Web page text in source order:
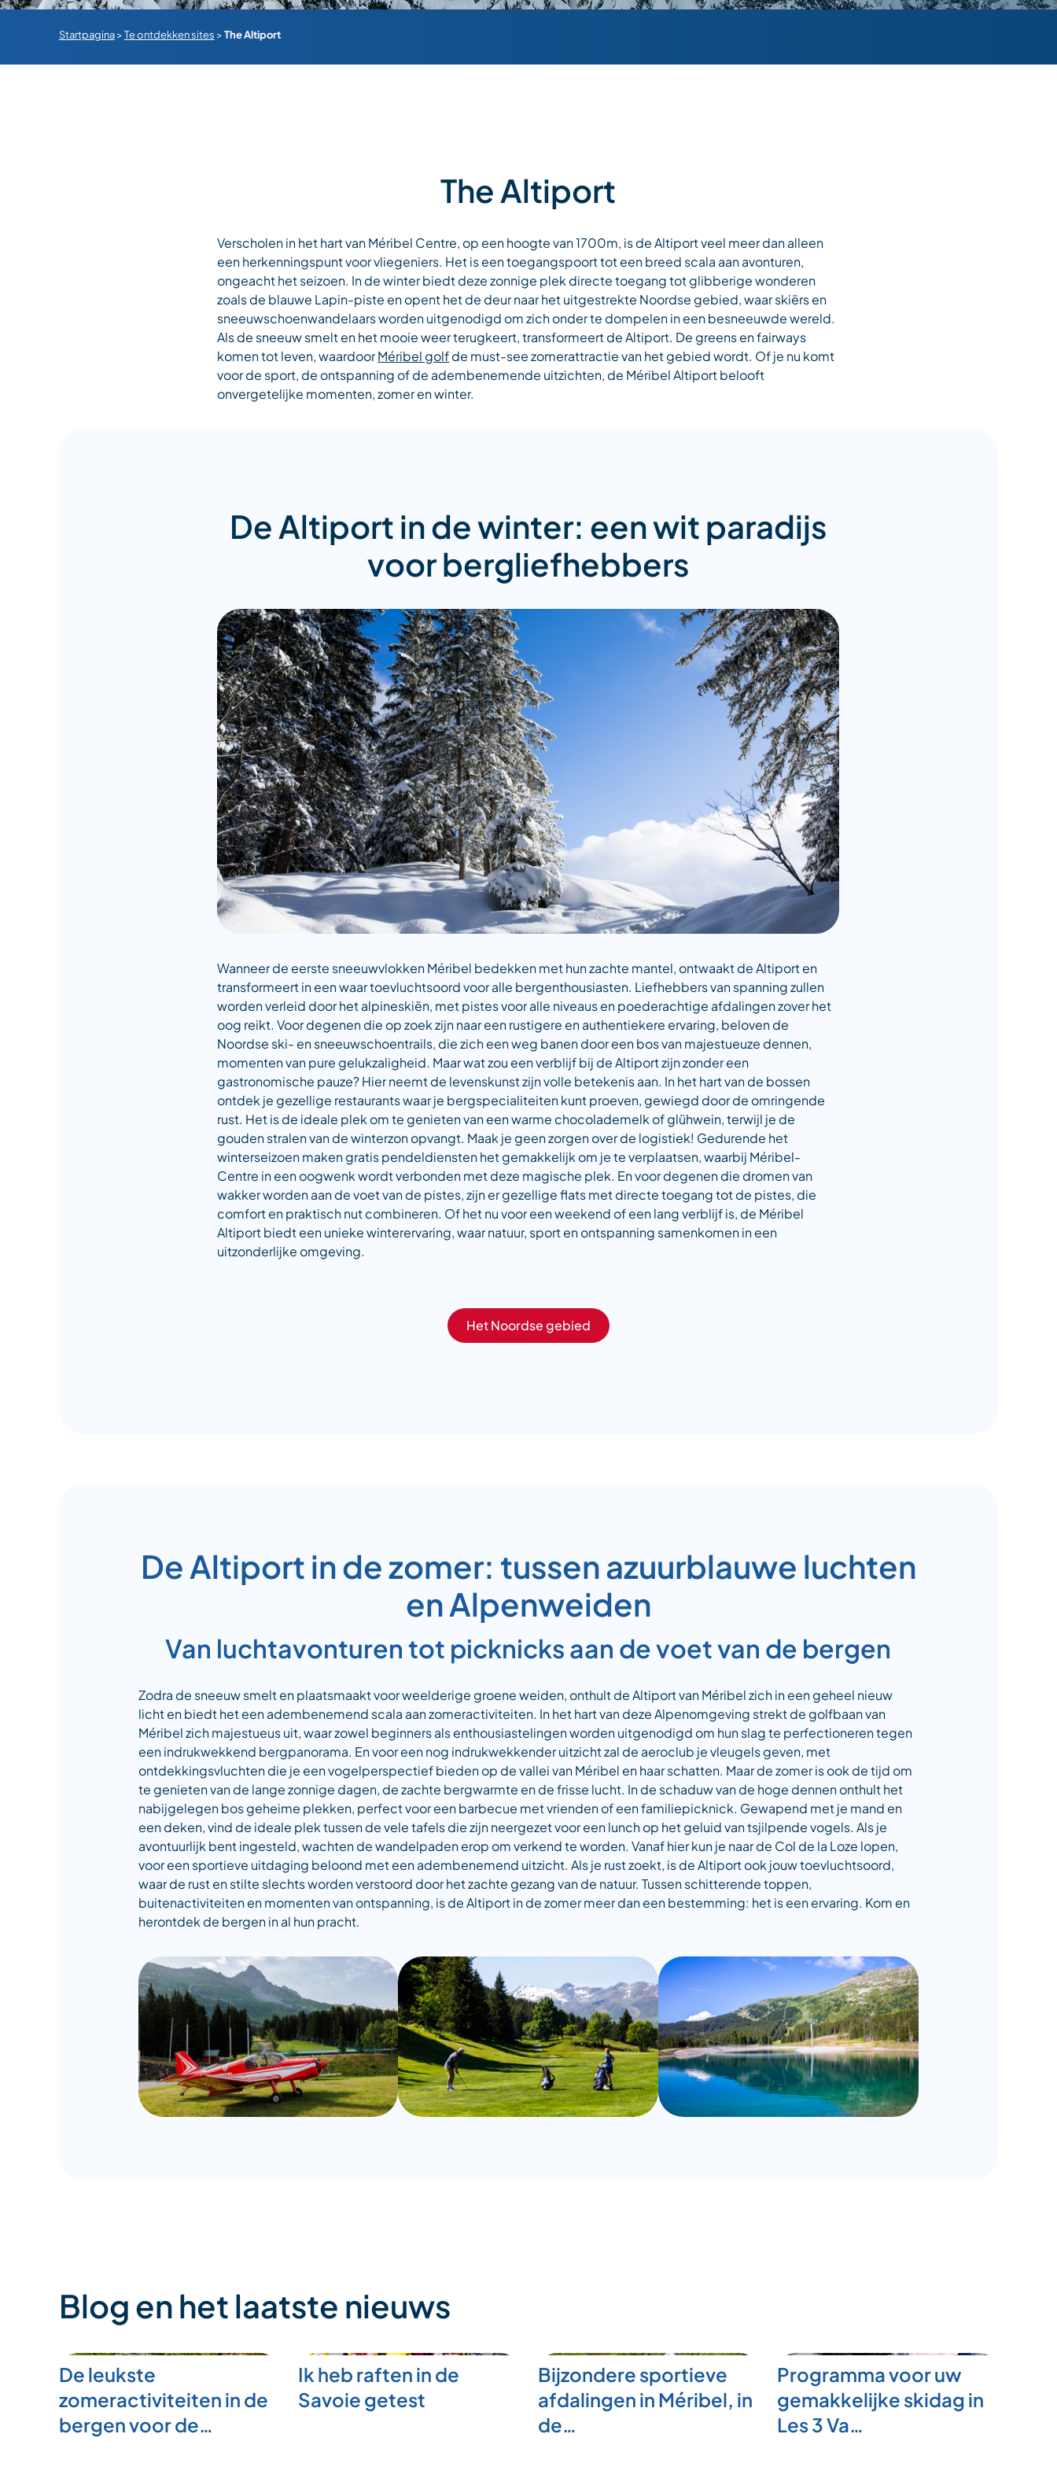
Startpagina>Te ontdekken sites >The Altiport
The Altiport
Verscholen in het hart van Méribel Centre, op een hoogte van 1700m, is de Altiport veel meer dan alleen
een herkenningspunt voor vliegeniers. Het is een toegangspoort tot een breed scala aan avonturen,
ongeacht het seizoen. In de winter biedt deze zonnige plek directe toegang tot glibberige wonderen
zoals de blauwe Lapin-piste en opent het de deur naar het uitgestrekte Noordse gebied, waar skiërs en
sneeuwschoenwandelaars worden uitgenodigd om zich onder te dompelen in een besneeuwde wereld.
Als de sneeuw smelt en het mooie weer terugkeert, transformeert de Altiport. De greens en fairways
komen tot leven, waardoorMéribel golfde must-see zomerattractie van het gebied wordt. Of je nu komt
voor de sport, de ontspanning of de adembenemende uitzichten, de Méribel Altiport belooft
onvergetelijke momenten, zomer en winter.
De Altiport in de winter: een wit paradijs
voor bergliefhebbers
Wanneer de eerste sneeuwvlokken Méribel bedekken met hun zachte mantel, ontwaakt de Altiport en
transformeert in een waar toevluchtsoord voor alle bergenthousiasten. Liefhebbers van spanning zullen
worden verleid door het alpineskiën, met pistes voor alle niveaus en poederachtige afdalingen zover het
oog reikt. Voor degenen die op zoek zijn naar een rustigere en authentiekere ervaring, beloven de
Noordse ski- en sneeuwschoentrails, die zich een weg banen door een bos van majestueuze dennen,
momenten van pure gelukzaligheid. Maar wat zou een verblijf bij de Altiport zijn zonder een
gastronomische pauze? Hier neemt de levenskunst zijn volle betekenis aan. In het hart van de bossen
ontdek je gezellige restaurants waar je bergspecialiteiten kunt proeven, gewiegd door de omringende
rust. Het is de ideale plek om te genieten van een warme chocolademelk of glühwein, terwijl je de
gouden stralen van de winterzon opvangt. Maak je geen zorgen over de logistiek! Gedurende het
winterseizoen maken gratis pendeldiensten het gemakkelijk om je te verplaatsen, waarbij Méribel-
Centre in een oogwenk wordt verbonden met deze magische plek. En voor degenen die dromen van
wakker worden aan de voet van de pistes, zijn er gezellige flats met directe toegang tot de pistes, die
comfort en praktisch nut combineren. Of het nu voor een weekend of een lang verblijf is, de Méribel
Altiport biedt een unieke winterervaring, waar natuur, sport en ontspanning samenkomen in een
uitzonderlijke omgeving.
Het Noordse gebied
De Altiport in de zomer: tussen azuurblauwe luchten
en Alpenweiden
Van luchtavonturen tot picknicks aan de voet van de bergen
Zodra de sneeuw smelt en plaatsmaakt voor weelderige groene weiden, onthult de Altiport van Méribel zich in een geheel nieuw
licht en biedt het een adembenemend scala aan zomeractiviteiten. In het hart van deze Alpenomgeving strekt de golfbaan van
Méribel zich majestueus uit, waar zowel beginners als enthousiastelingen worden uitgenodigd om hun slag te perfectioneren tegen
een indrukwekkend bergpanorama. En voor een nog indrukwekkender uitzicht zal de aeroclub je vleugels geven, met
ontdekkingsvluchten die je een vogelperspectief bieden op de vallei van Méribel en haar schatten. Maar de zomer is ook de tijd om
te genieten van de lange zonnige dagen, de zachte bergwarmte en de frisse lucht. In de schaduw van de hoge dennen onthult het
nabijgelegen bos geheime plekken, perfect voor een barbecue met vrienden of een familiepicknick. Gewapend met je mand en
een deken, vind de ideale plek tussen de vele tafels die zijn neergezet voor een lunch op het geluid van tsjilpende vogels. Als je
avontuurlijk bent ingesteld, wachten de wandelpaden erop om verkend te worden. Vanaf hier kun je naar de Col de la Loze lopen,
voor een sportieve uitdaging beloond met een adembenemend uitzicht. Als je rust zoekt, is de Altiport ook jouw toevluchtsoord,
waar de rust en stilte slechts worden verstoord door het zachte gezang van de natuur. Tussen schitterende toppen,
buitenactiviteiten en momenten van ontspanning, is de Altiport in de zomer meer dan een bestemming: het is een ervaring. Kom en
herontdek de bergen in al hun pracht.
Blog en het laatste nieuws
De leukste
zomeractiviteiten in de
bergen voor de…
Ik heb raften in de
Savoie getest
Bijzondere sportieve
afdalingen in Méribel, in
de…
Programma voor uw
gemakkelijke skidag in
Les 3 Va…